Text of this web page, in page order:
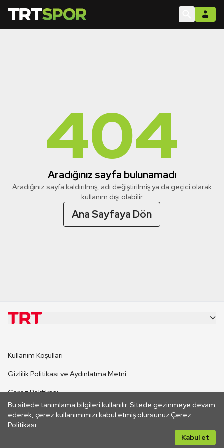
404
Aradığınız sayfa bulunamadı
Aradığınız sayfa kaldırılmış, adı değiştirilmiş ya da geçici olarak
kullanım dışı olabilir
Ana Sayfaya Dön
Bu sitede tanımlama bilgileri kullanılır. Sitede gezinmeye devam
ederek, çerez kullanımımızı kabul etmiş olursunuz.Çerez
Politikası
Kabul et
CANLI YAYINLAR
Kullanım Koşulları
Gizlilik Politikası ve Aydınlatma Metni
Çerez Politikası
İletişim
Her hakkı saklıdır. ©2026 TRT. Bağlantı yoluyla gidilen dış